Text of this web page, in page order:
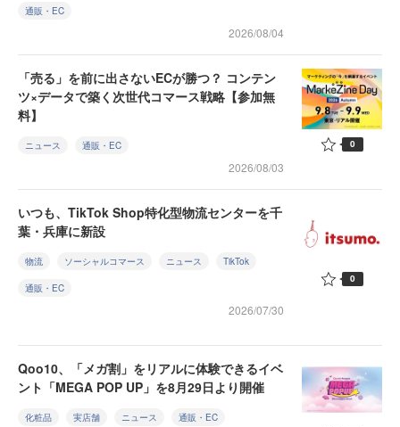
通販・EC
2026/08/04
「売る」を前に出さないECが勝つ？ コンテン
ツ×データで築く次世代コマース戦略【参加無
料】
ニュース 通販・EC
2026/08/03
0
いつも、TikTok Shop特化型物流センターを千
葉・兵庫に新設
物流 ソーシャルコマース ニュース TikTok
通販・EC
2026/07/30
0
Qoo10、「メガ割」をリアルに体験できるイベ
ント「MEGA POP UP」を8月29日より開催
化粧品 実店舗 ニュース 通販・EC